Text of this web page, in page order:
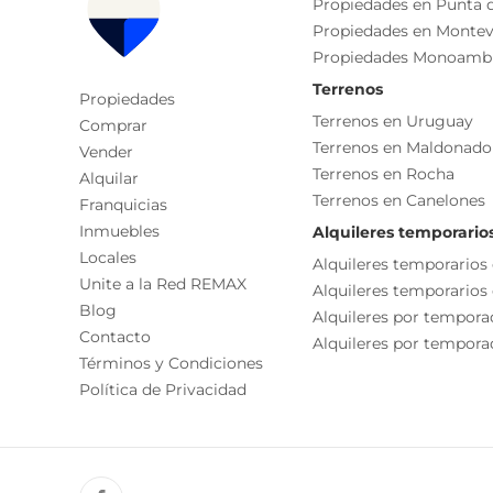
- Green library y salón de estudios
- Sala de lectura
- Microcine
- Sala de reuniones y business center
- Kids creativity room
- Living exteriores con fogones
- Solárium
- Piscinas interior y exterior climatizadas
- Gimnasio y sala musculación
- jacuzzis
Laundry
Salón De Usos Múltiples - Sum
Recepción
Ambientes
Dormitorio
Jardín
Living
Terraza
Playroom
Sala De Reuniones
Piscina
Propiedades
Comprar
Vender
Alquilar
Franquicias
Inmuebles
Locales
Unite a la Red REMAX
Blog
Contacto
Términos y Condiciones
Política de Privacidad
Propiedades en Punta
Propiedades en
Propiedades
Terrenos
Terrenos en Uruguay
Terrenos en Maldonado
Terrenos en Rocha
Terrenos en Canelones
Alquileres
Alquileres temporarios
Alquileres temporarios
Alquileres por
Alquileres por